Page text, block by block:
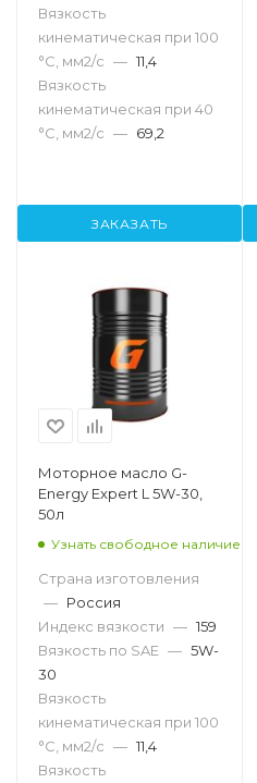
Вязкость
кинематическая при 100
°С, мм2/с — 11,4
Вязкость
кинематическая при 40
°С, мм2/с — 69,2
ЗАКАЗАТЬ
Моторное масло G-
Energy Expert L 5W-30,
50л
Узнать свободное наличие
Страна изготовления
— Россия
Индекс вязкости — 159
Вязкость по SAE — 5W-
30
Вязкость
кинематическая при 100
°С, мм2/с — 11,4
Вязкость